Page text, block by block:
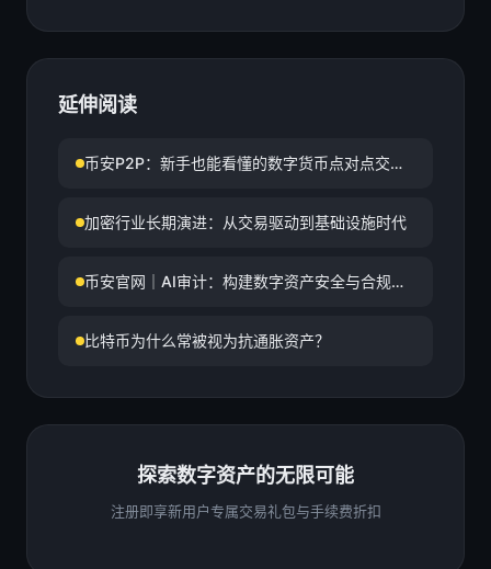
延伸阅读
币安P2P：新手也能看懂的数字货币点对点交易
加密行业长期演进：从交易驱动到基础设施时代
币安官网｜AI审计：构建数字资产安全与合规的
比特币为什么常被视为抗通胀资产？
探索数字资产的无限可能
注册即享新用户专属交易礼包与手续费折扣